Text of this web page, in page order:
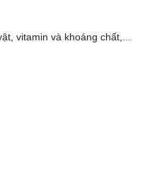
vitamin và khoáng chất,...